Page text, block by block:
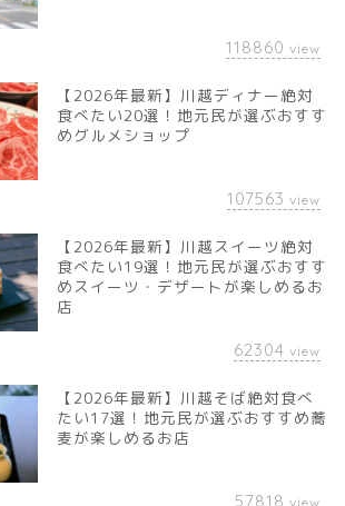
118860 view
【2026年最新】川越ディナー絶対
食べたい20選！地元民が選ぶおすす
めグルメショップ
107563 view
【2026年最新】川越スイーツ絶対
食べたい19選！地元民が選ぶおすす
めスイーツ・デザートが楽しめるお
店
62304 view
【2026年最新】川越そば絶対食べ
たい17選！地元民が選ぶおすすめ蕎
麦が楽しめるお店
57818 view